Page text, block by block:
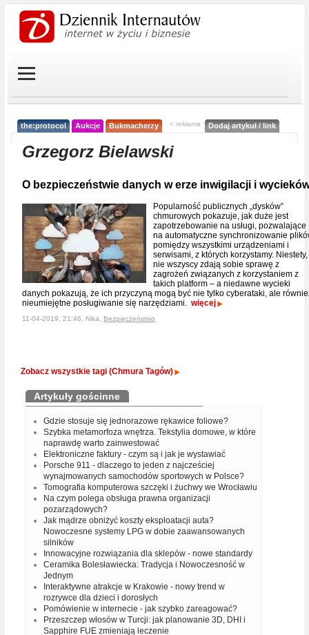
the:protocol Aukcje Bukmacherzy < reklama Dodaj artykuł / link
Grzegorz Bielawski
O bezpieczeństwie danych w erze inwigilacji i
Popularność publicznych „dysków”
chmurowych pokazuje, jak duże jest
zapotrzebowanie na usługi, pozwalające
na automatyczne synchronizowanie
pomiędzy wszystkimi urządzeniami i
serwisami, z których korzystamy. Niestety,
nie wszyscy zdają sobie sprawę z
zagrożeń związanych z korzystaniem z
takich platform – a niedawne wycieki
danych pokazują, że ich przyczyną mogą być nie tylko cyberataki, ale
nieumiejętne posługiwanie się narzędziami. więcej
11-04-2019, 21:46, Nika, Bezpieczeństwo
Zobacz wszystkie tagi (Chmura Tagów)
Artykuły gościnne
Gdzie stosuje się jednorazowe rękawice foliowe?
Szybka metamorfoza wnętrza. Tekstylia domowe, w które
naprawdę warto zainwestować
Elektroniczne faktury - czym są i jak je wystawiać
Porsche 911 - dlaczego to jeden z najcześciej
wynajmowanych samochodów sportowych w Polsce?
Tomografia komputerowa szczęki i żuchwy we Wrocławiu
Na czym polega obsługa prawna organizacji
pozarządowych?
Jak mądrze obniżyć koszty eksploatacji auta?
Nowoczesne systemy LPG w dobie zaawansowanych
silników
Innowacyjne rozwiązania dla sklepów - nowe standardy
Ceramika Bolesławiecka: Tradycja i Nowoczesność w
Jednym
Interaktywne atrakcje w Krakowie - nowy trend w
rozrywce dla dzieci i dorosłych
Pomówienie w internecie - jak szybko zareagować?
Przeszczep włosów w Turcji: jak planowanie 3D, DHI i
Sapphire FUE zmieniają leczenie